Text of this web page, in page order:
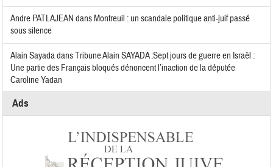
Andre PATLAJEAN dans Montreuil : un scandale politique anti-juif passé
sous silence
Alain SayadadansTribune Alain SAYADA :Sept jours de guerre en Israël :
Une partie des Français bloqués dénoncent l’inaction de la députée
Caroline Yadan
Ads